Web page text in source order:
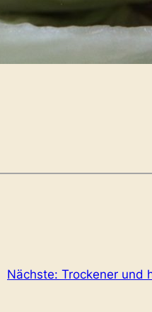
Nächste: Trockener und